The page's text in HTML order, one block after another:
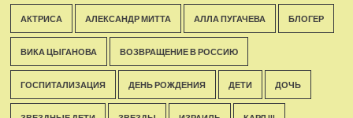
АКТРИСА АЛЕКСАНДР МИТТА АЛЛА ПУГАЧЕВА БЛОГЕР
ВИКА ЦЫГАНОВА ВОЗВРАЩЕНИЕ В РОССИЮ
ГОСПИТАЛИЗАЦИЯ ДЕНЬ РОЖДЕНИЯ ДЕТИ ДОЧЬ